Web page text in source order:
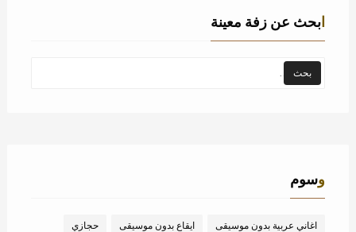
ابحث عن زفة معينة
وسوم
اغاني عربية بدون موسيقى ايقاع بدون موسيقى حجازي